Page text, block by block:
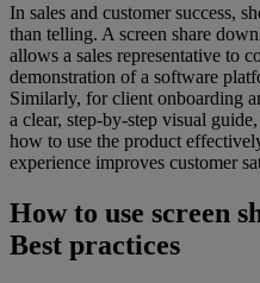
In sales and customer success,
than telling. A screen share
allows a sales representative to
demonstration of a software
Similarly, for client onboarding
a clear, step-by-step visual
how to use the product
experience improves customer
How to use screen
Best practices